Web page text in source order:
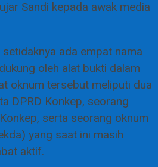
Sandi kepada awak media
ada empat nama
oleh alat bukti dalam
oknum tersebut meliputi dua
DPRD Konkep, seorang
serta seorang oknum
yang saat ini masih
aktif.